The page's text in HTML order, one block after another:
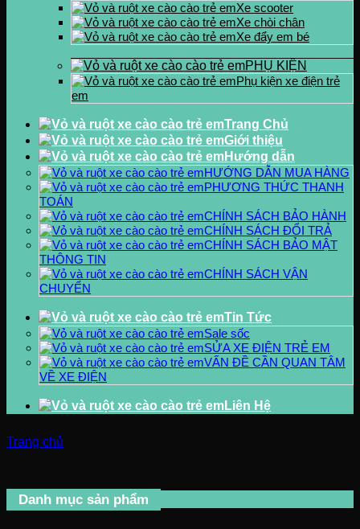
Xe scooter
Xe chòi chân
Xe đẩy em bé
PHỤ KIỆN
Phụ kiện xe điện trẻ
em
Trang Chủ
Giới thiệu
Hướng dẫn
HƯỚNG DẪN MUA HÀNG
PHƯƠNG THỨC THANH
TOÁN
CHÍNH SÁCH BẢO HÀNH
CHÍNH SÁCH ĐỔI TRẢ
CHÍNH SÁCH BẢO MẬT
THÔNG TIN
CHÍNH SÁCH VẬN
CHUYỂN
Tin Tức
Sale sốc
SỬA XE ĐIỆN TRẺ EM
VẤN ĐỀ CẦN QUAN TÂM
VỀ XE ĐIỆN
Liên Hệ
Trang chủ
Danh mục sản phẩm